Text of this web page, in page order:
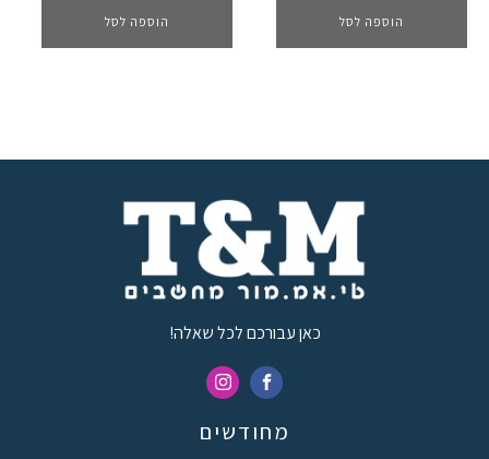
הוספה לסל הוספה לסל
כאן עבורכם לכל שאלה!
מחודשים